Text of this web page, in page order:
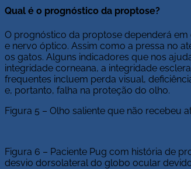
Qual é o prognóstico da proptose?
O prognóstico da proptose dependerá
e nervo óptico. Assim como a pressa no
os gatos. Alguns indicadores que nos
integridade corneana, a integridade
frequentes incluem perda visual,
e, portanto, falha na proteção do olho.
Figura 5 – Olho saliente que não recebeu
Figura 6 – Paciente Pug com história de
desvio dorsolateral do globo ocular